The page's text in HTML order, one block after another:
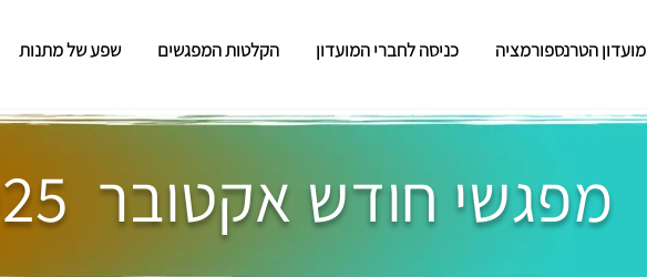
מועדון הטרנספורמציה כניסה לחברי המועדון הקלטות המפגשים שפע של מתנות
מפגשי חודש אקטובר 2025